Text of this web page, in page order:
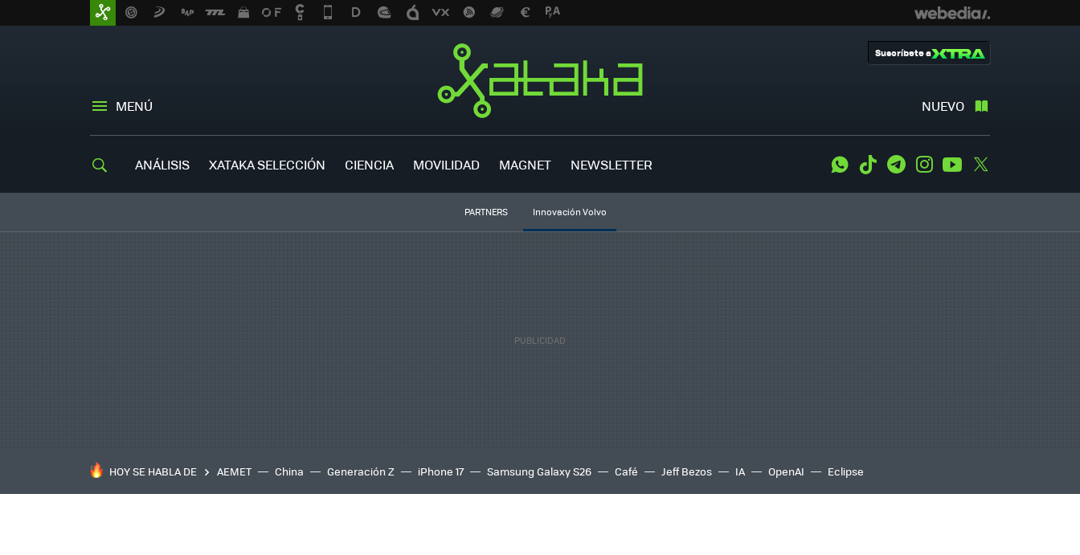
MENÚ NUEVO
Suscríbete a
ANÁLISIS XATAKA SELECCIÓN CIENCIA MOVILIDAD MAGNET NEWSLETTER WhatsApp
Tiktok TelegramInstagramYoutube
PARTNERS Innovación Volvo
HOY SE HABLA DE AEMET China Generación Z iPhone 17 Samsung Galaxy S26 Café Jeff Bezos IA OpenAI Eclipse